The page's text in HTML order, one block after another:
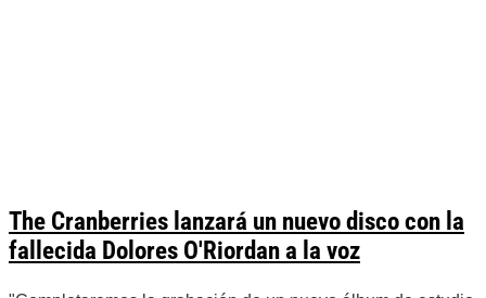
The Cranberries lanzará un nuevo disco con la
fallecida Dolores O'Riordan a la voz